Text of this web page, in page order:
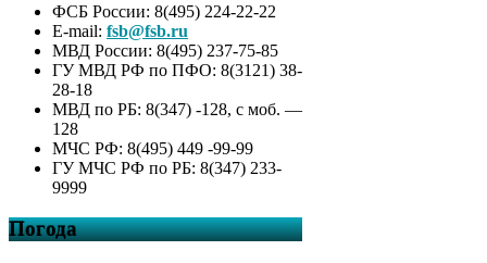
ФСБ России: 8(495) 224-22-22
E-mail: fsb@fsb.ru
МВД России: 8(495) 237-75-85
ГУ МВД РФ по ПФО: 8(3121) 38-
28-18
МВД по РБ: 8(347) -128, с моб. —
128
МЧС РФ: 8(495) 449 -99-99
ГУ МЧС РФ по РБ: 8(347) 233-
9999
Погода